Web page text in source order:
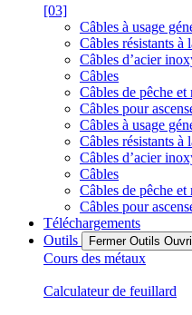
[03]
Câbles à usage
Câbles résistants à
Câbles d’acier
Câbles
Câbles de pêche et
Câbles pour
Câbles à usage
Câbles résistants à
Câbles d’acier
Câbles
Câbles de pêche et
Câbles pour
Téléchargements
Outils
Fermer Outils
Cours des métaux
Calculateur de feuillard